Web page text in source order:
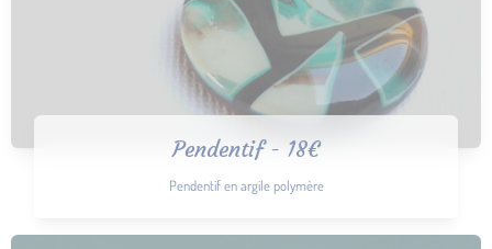
Pendentif - 18€
Pendentif en argile polymère